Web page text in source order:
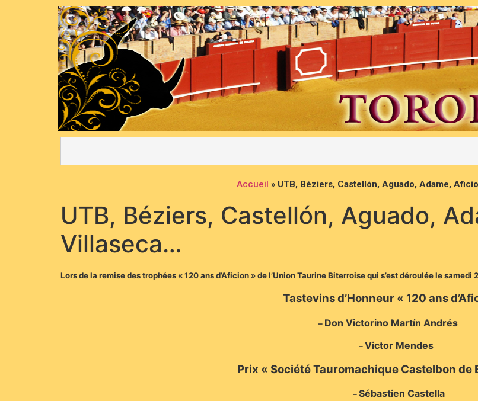
Accueil » UTB, Béziers, Castellón, Aguado, Adame,
UTB, Béziers, Castellón, Aguado,
Villaseca…
Lors de la remise des trophées « 120 ans d’Aficion » de l’Union Taurine Biterroise qui s’est déroulée le
Tastevins d’Honneur « 120 ans
– Don Victorino Martín Andrés
–Victor Mendes
Prix « Société Tauromachique Castelbon de
–Sébastien Castella